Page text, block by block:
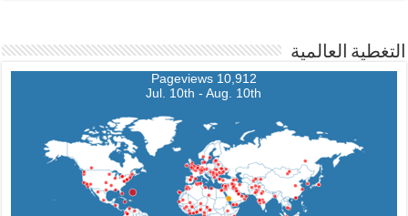
التغطية العالمية
10,912 Pageviews
Jul. 10th - Aug. 10th